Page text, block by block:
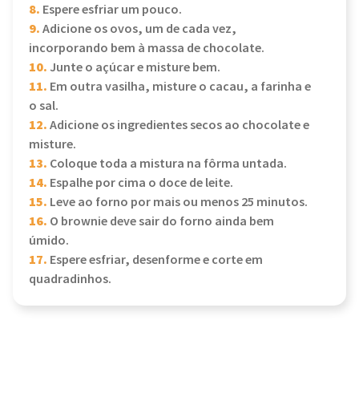
8. Espere esfriar um pouco.
9.Adicione os ovos, um de cada vez,
incorporando bem à massa de chocolate.
10. Junte o açúcar e misture bem.
11. Em outra vasilha, misture o cacau, a farinha e
o sal.
12.Adicione os ingredientes secos ao chocolate e
misture.
13. Coloque toda a mistura na fôrma untada.
14. Espalhe por cima o doce de leite.
15. Leve ao forno por mais ou menos 25 minutos.
16. O brownie deve sair do forno ainda bem
úmido.
17. Espere esfriar, desenforme e corte em
quadradinhos.